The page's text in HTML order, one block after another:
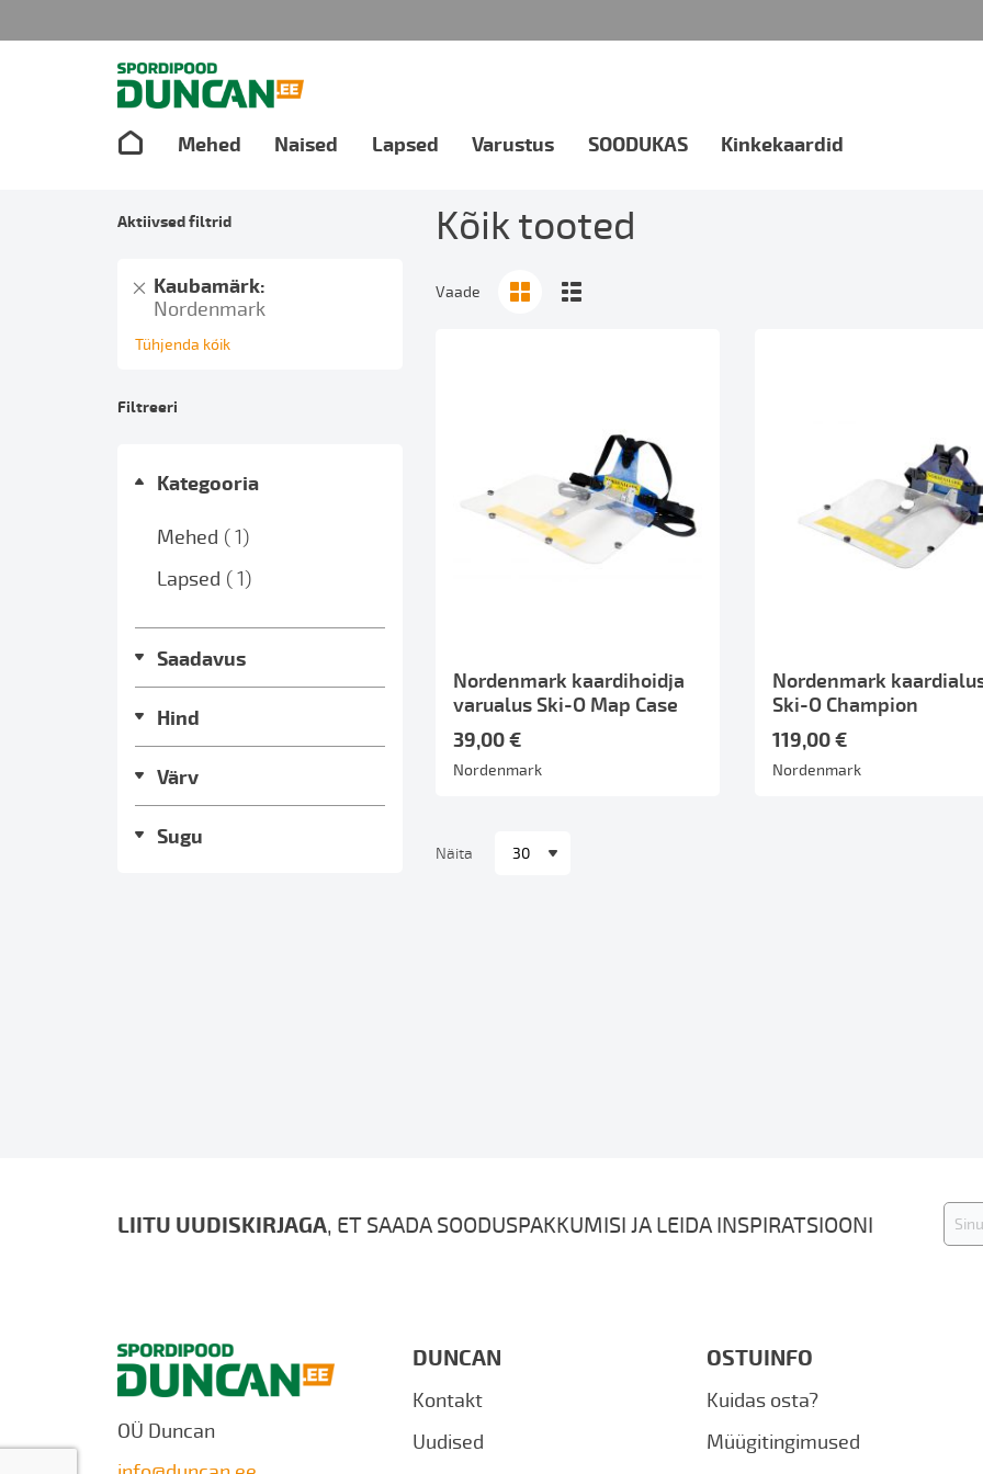
Mehed Naised Lapsed Varustus SOODUKAS Kinkekaardid
Aktiivsed filtrid
Kaubamärk
Nordenmark
Eemalda
toode
Tühjenda kõik
Filtreeri
Kategooria
Mehed 1toode
Lapsed
1toode
Saadavus
Hind
Värv
Sugu
Kõik tooted
Vaade
Nordenmark kaardihoidja
varualus Ski-O Map Case
39,00 €
Nordenmark
Nordenmark
Ski-O Champion
119,00 €
Nordenmark
Näita
LIITU UUDISKIRJAGA , ET SAADA SOODUSPAKKUMISI JA LEIDA INSPIRATSIOONI
Liitu
OÜ Duncan
DUNCAN
Kontakt
Uudised
OSTUINFO
Kuidas osta?
Müügitingimused